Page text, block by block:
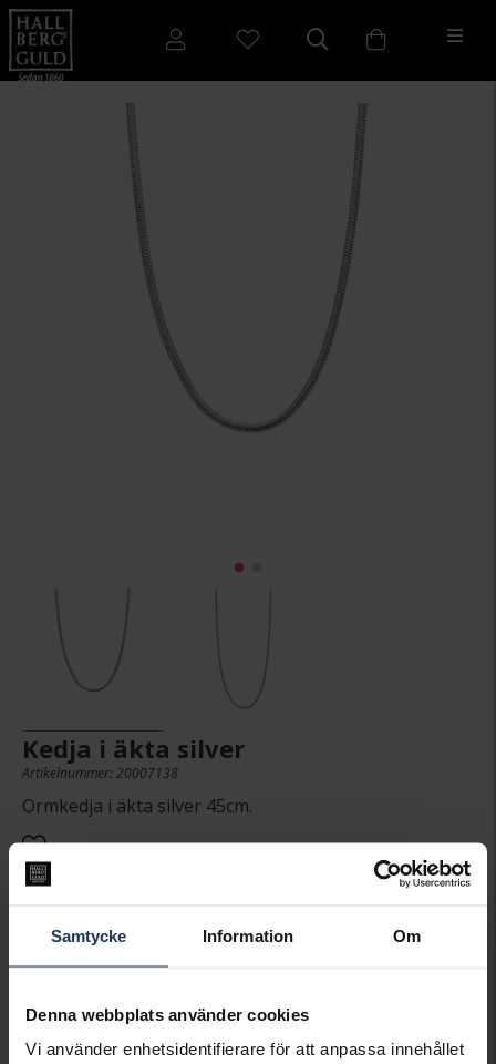
Samtycke Information Om
Denna webbplats använder cookies
Vi använder enhetsidentifierare för att anpassa innehållet
Kedja i äkta silver
Artikelnummer: 20007138
Ormkedja i äkta silver 45cm.
449:-
LÄGG I VARUKORGEN